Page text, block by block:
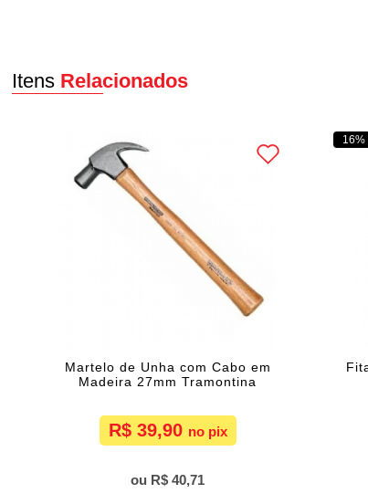
Itens Relacionados
Martelo de Unha com Cabo em
Madeira 27mm Tramontina
R$ 39,90
R$ 40,71
16%